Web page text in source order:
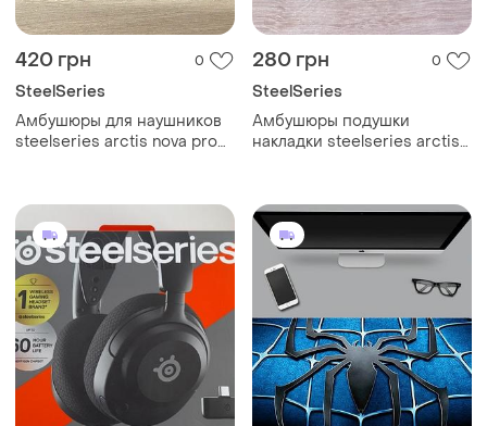
420 грн 0
SteelSeries
Амбушюры для наушников
steelseries arctis nova pro
280 грн 0
SteelSeries
Амбушюры подушки
накладки steelseries arctis